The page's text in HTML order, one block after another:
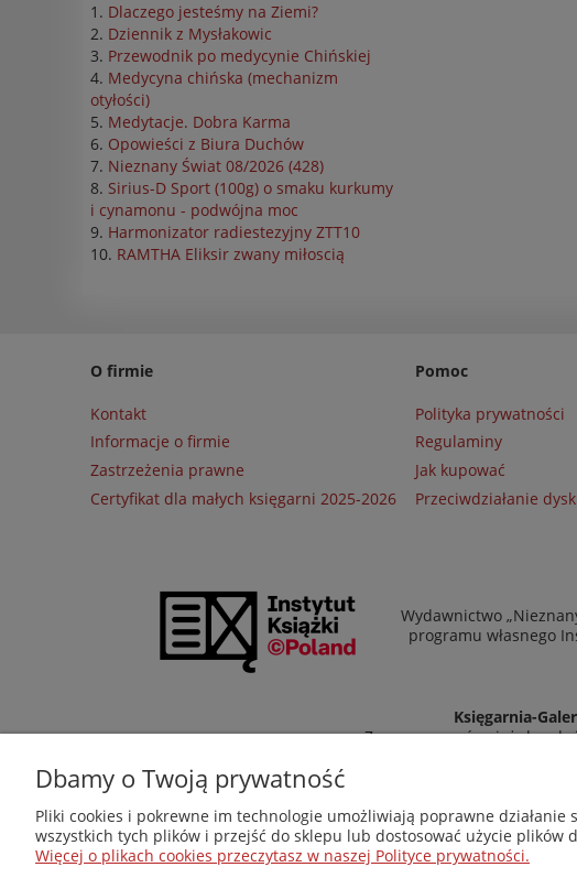
Dlaczego jesteśmy na Ziemi?
Dziennik z Mysłakowic
Przewodnik po medycynie Chińskiej
Medycyna chińska (mechanizm
otyłości)
Medytacje. Dobra Karma
Opowieści z Biura Duchów
Nieznany Świat 08/2026 (428)
Sirius-D Sport (100g) o smaku kurkumy
i cynamonu - podwójna moc
Harmonizator radiestezyjny ZTT10
RAMTHA Eliksir zwany miłoscią
O firmie
Kontakt
Informacje o firmie
Zastrzeżenia prawne
Certyfikat dla małych księgarni 2025-2026
Pomoc
Polityka prywatności
Regulaminy
Jak kupować
Przeciwdziałanie
Wydawnictwo
programu własnego
Księgarnia-
Zapraszamy również do
Dbamy o Twoją prywatność
Pliki cookies i pokrewne im technologie umożliwiają poprawne
wszystkich tych plików i przejść do sklepu lub dostosować użycie
Więcej o plikach cookies przeczytasz w naszej Polityce prywatności.